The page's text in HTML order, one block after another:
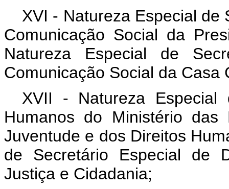
XVI - Natureza Especial de
Comunicação Social da
Natureza Especial de
Comunicação Social da Casa
XVII - Natureza Especial
Humanos do Ministério
Juventude e dos Direitos
de Secretário Especial de
Justiça e Cidadania;